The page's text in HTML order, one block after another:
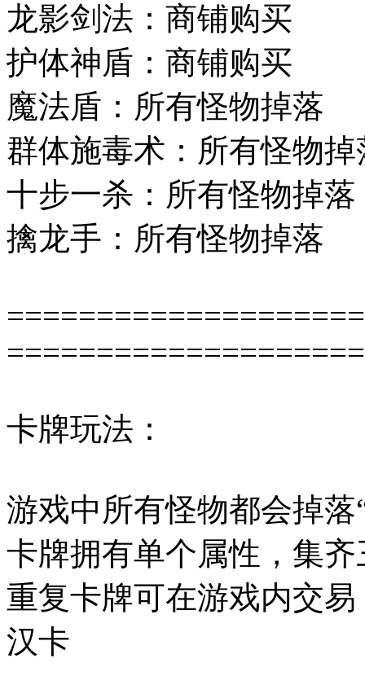
龙影剑法：商铺购买
护体神盾：商铺购买
魔法盾：所有怪物掉落
群体施毒术：所有怪物掉
十步一杀：所有怪物掉落
擒龙手：所有怪物掉落
卡牌玩法：
游戏中所有怪物都会掉
卡牌拥有单个属性，集
重复卡牌可在游戏内交
汉卡